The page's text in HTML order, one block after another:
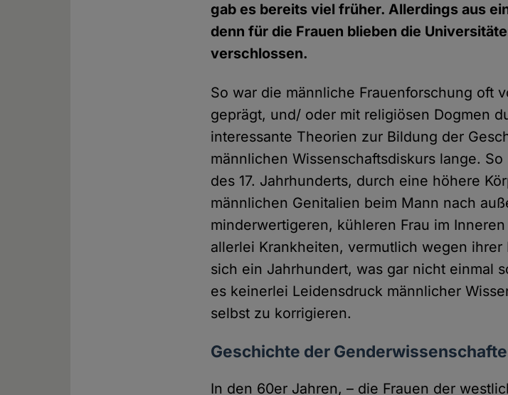
gab es bereits viel früher. Allerdings aus
denn für die Frauen blieben die
verschlossen.
So war die männliche Frauenforschung oft
geprägt, und/ oder mit religiösen Dogmen
interessante Theorien zur Bildung der
männlichen Wissenschaftsdiskurs lange.
des 17. Jahrhunderts, durch eine höhere
männlichen Genitalien beim Mann nach
minderwertigeren, kühleren Frau im
allerlei Krankheiten, vermutlich wegen
sich ein Jahrhundert, was gar nicht einmal
es keinerlei Leidensdruck männlicher
selbst zu korrigieren.
Geschichte der
In den 60er Jahren, – die Frauen der